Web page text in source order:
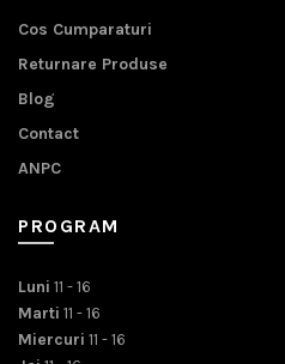
Cos Cumparaturi
Returnare Produse
Blog
Contact
ANPC
PROGRAM
Luni 11 - 16
Marti 11 - 16
Miercuri 11 - 16